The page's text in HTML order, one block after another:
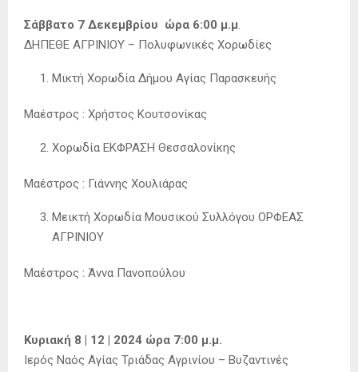
Σάββατο 7 Δεκεμβρίου ώρα 6:00 μ.μ.
ΔΗΠΕΘΕ ΑΓΡΙΝΙΟΥ – Πολυφωνικές Χορωδίες
Μικτή Χορωδία Δήμου Αγίας Παρασκευής
Μαέστρος : Χρήστος Κουτσονίκας
Χορωδία ΕΚΦΡΑΣΗ Θεσσαλονίκης
Μαέστρος : Γιάννης Χουλιάρας
Μεικτή Χορωδία Μουσικού Συλλόγου ΟΡΦΕΑΣ
ΑΓΡΙΝΙΟΥ
Μαέστρος : Άννα Πανοπούλου
Κυριακή 8 | 12 | 2024 ώρα 7:00 μ.μ.
Ιερός Ναός Αγίας Τριάδας Αγρινίου – Βυζαντινές